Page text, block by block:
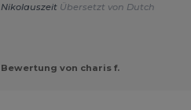
Nikolauszeit Übersetzt von Dutch
Bewertung von charis f.